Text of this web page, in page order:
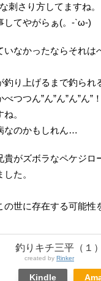
刺さり方してますね。
てやがらぁ(。-`ω-)
なかったならそれ
り上げるまで釣ら
つつん”ん”ん”ん”ん”
。
なのかもしれん…
貴がズボラなペケジ
た。
世に存在する可能性
釣りキチ三平（１
created by Rinker
Kindle